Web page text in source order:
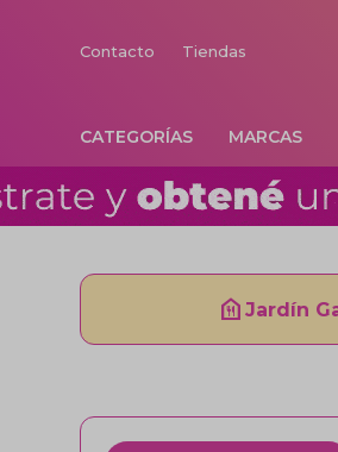
CATEGORÍAS MARCAS
Contacto Tiendas
food_bank Jardín